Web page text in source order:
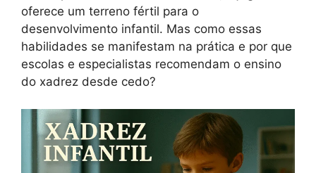
oferece um terreno fértil para o
desenvolvimento infantil. Mas como essas
habilidades se manifestam na prática e por que
escolas e especialistas recomendam o ensino
do xadrez desde cedo?